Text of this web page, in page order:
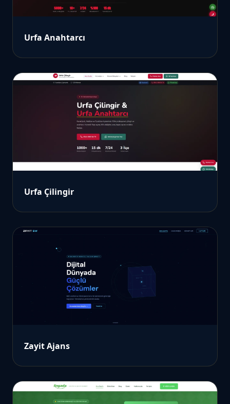
Urfa Anahtarcı
Urfa Çilingir
Zayit Ajans